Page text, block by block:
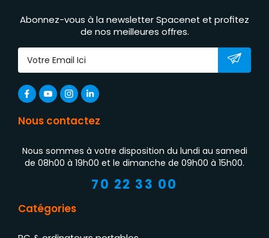
Abonnez-vous à la newsletter Spacenet et profitez
de nos meilleures offres.
Nous contactez
Nous sommes à votre disposition du lundi au samedi
de 08h00 à 19h00 et le dimanche de 09h00 à 15h00.
70 22 33 00
Catégories